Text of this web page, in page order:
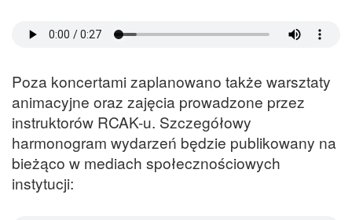
Poza koncertami zaplanowano także warsztaty
animacyjne oraz zajęcia prowadzone przez
instruktorów RCAK-u. Szczegółowy
harmonogram wydarzeń będzie publikowany na
bieżąco w mediach społecznościowych
instytucji: